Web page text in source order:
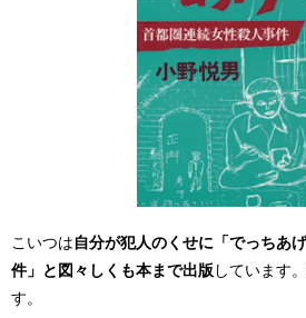
こいつは 自分が犯人のくせに「でっちあ
件」と図々しくも本まで出版 しています
す。